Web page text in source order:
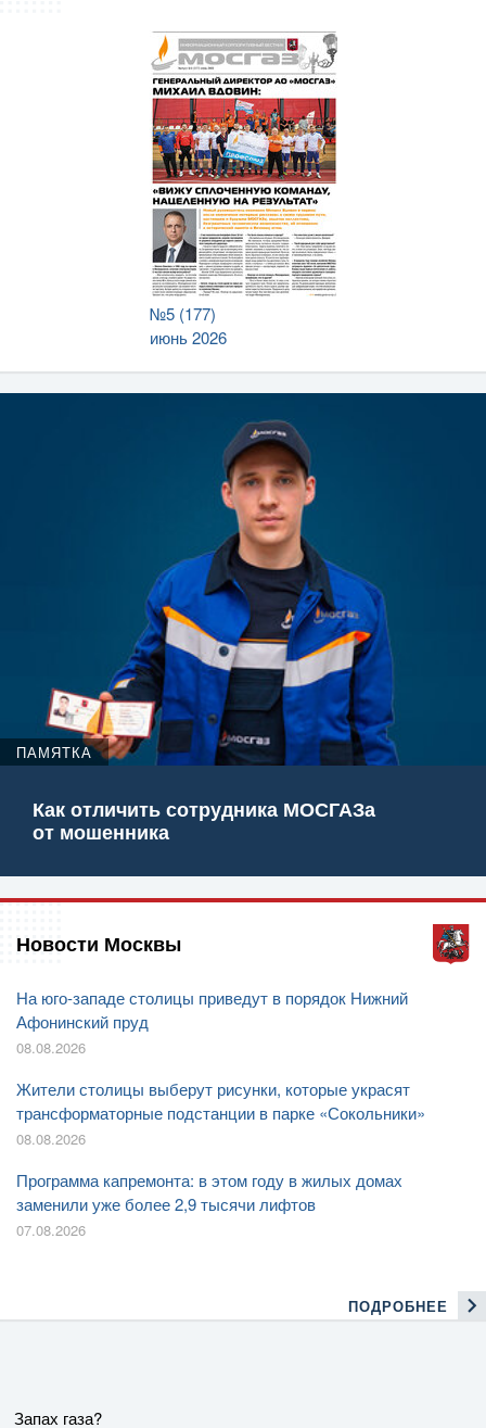
№5 (177)
июнь 2026
ПАМЯТКА
Как отличить сотрудника МОСГАЗа
от мошенника
Новости Москвы
На юго-западе столицы приведут в порядок Нижний
Афонинский пруд
08.08.2026
Жители столицы выберут рисунки, которые украсят
трансформаторные подстанции в парке «Сокольники»
08.08.2026
Программа капремонта: в этом году в жилых домах
заменили уже более 2,9 тысячи лифтов
07.08.2026
ПОДРОБНЕЕ
Запах газа?